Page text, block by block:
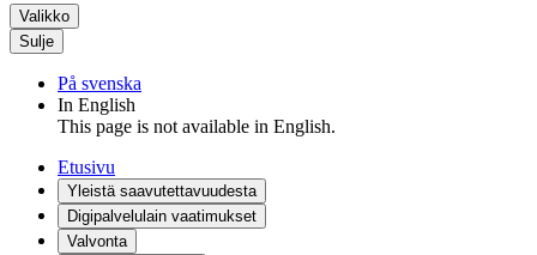
Valikko
Sulje
På svenska
In English
This page is not available in English.
Etusivu
Yleistä saavutettavuudesta
Digipalvelulain vaatimukset
Valvonta